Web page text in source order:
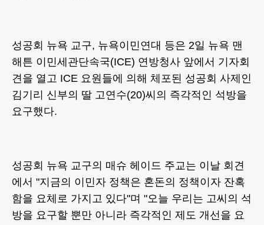
성공회 뉴욕 교구, 뉴욕이민연대 등은 2일 뉴욕 맨
해튼 이민세관단속국(ICE) 연방청사 앞에서 기자회
견을 열고 ICE 요원들에 의해 체포된 성공회 사제인
김기리 신부의 딸 고연수(20)씨의 즉각적인 석방을
요구했다.
성공회 뉴욕 교구의 매슈 헤이드 주교는 이날 회견
에서 "지금의 이민자 정책은 혼돈의 정책이자 잔혹
함을 요체로 가지고 있다"며 "오늘 우리는 고씨의 석
방을 요구할 뿐만 아니라 즉각적인 제도 개선을 요